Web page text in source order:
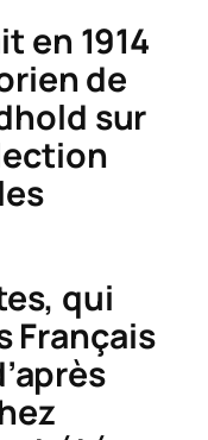
en 1914
de
sur
qui
Français